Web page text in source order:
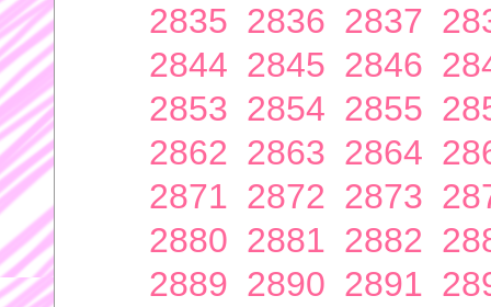
2835 2836 2837
2844 2845 2846
2853 2854 2855
2862 2863 2864
2871 2872 2873
2880 2881 2882
2889 2890 2891